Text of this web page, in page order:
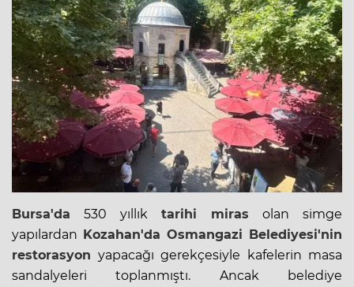
Bursa'da 530 yıllık tarihi miras olan simge
yapılardan Kozahan'da Osmangazi Belediyesi'nin
restorasyon yapacağı gerekçesiyle kafelerin masa
sandalyeleri toplanmıştı. Ancak belediye